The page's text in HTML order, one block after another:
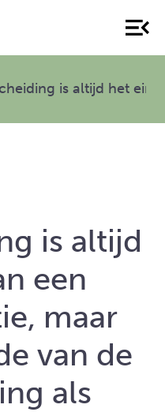
is altijd het
is altijd
een
maar
van de
als